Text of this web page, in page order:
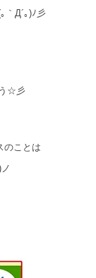
｀Д´｡)ﾉ彡
☆彡
のことは